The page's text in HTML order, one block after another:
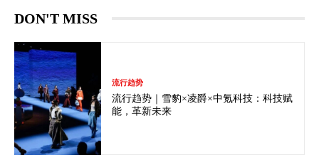
DON'T MISS
流行趋势
流行趋势｜雪豹×凌爵×中氪科技：科技赋
能，革新未来